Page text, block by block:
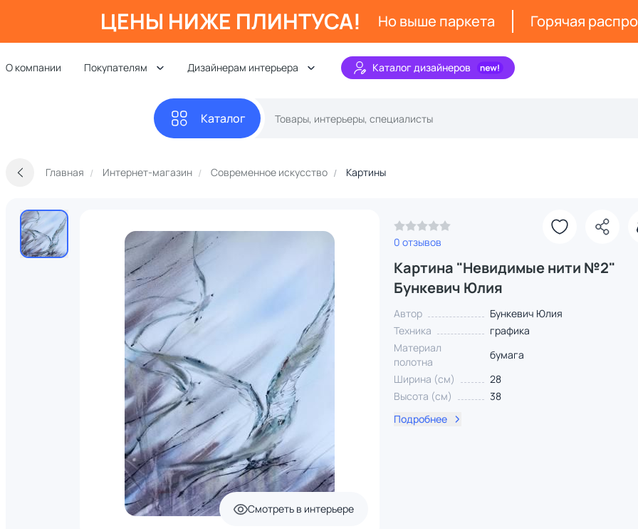
ЦЕНЫ НИЖЕ ПЛИНТУСА! Но выше паркета Горячая
О компании Покупателям Дизайнерам интерьера Каталог дизайнеров
Каталог
Главная Интернет-магазин Современное искусство Картины
Смотреть в интерьере
0 отзывов
Картина "Невидимые нити №2"
Бункевич Юлия
Автор
Бункевич Юлия
Техника
графика
Материал
полотна
бумага
Ширина (см)
28
Высота (см)
38
Подробнее